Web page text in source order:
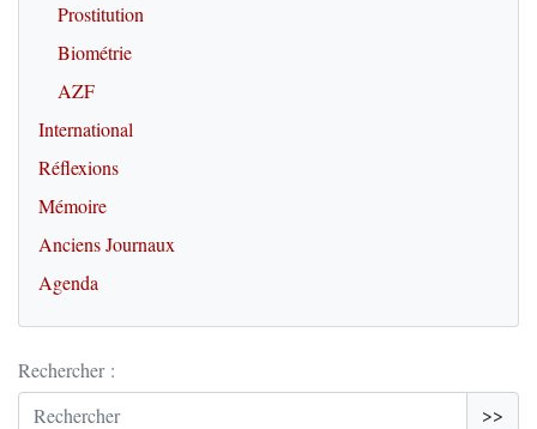
Prostitution
Biométrie
AZF
International
Réflexions
Mémoire
Anciens Journaux
Agenda
Rechercher :
>>